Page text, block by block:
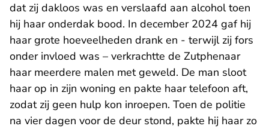
dat zij dakloos was en verslaafd aan alcohol toen
hij haar onderdak bood. In december 2024 gaf hij
haar grote hoeveelheden drank en - terwijl zij fors
onder invloed was – verkrachtte de Zutphenaar
haar meerdere malen met geweld. De man sloot
haar op in zijn woning en pakte haar telefoon aft,
zodat zij geen hulp kon inroepen. Toen de politie
na vier dagen voor de deur stond, pakte hij haar zo